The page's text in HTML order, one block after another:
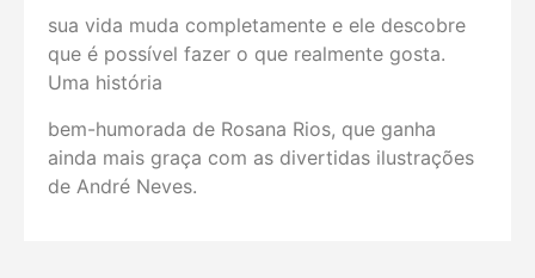
sua vida muda completamente e ele descobre
que é possível fazer o que realmente gosta.
Uma história
bem-humorada de Rosana Rios, que ganha
ainda mais graça com as divertidas ilustrações
de André Neves.